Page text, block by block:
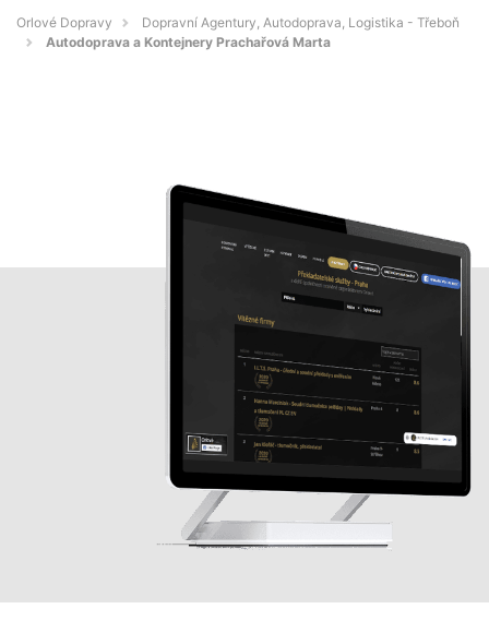
Orlové Dopravy
Dopravní Agentury, Autodoprava, Logistika - Třeboň
Autodoprava a Kontejnery Prachařová Marta